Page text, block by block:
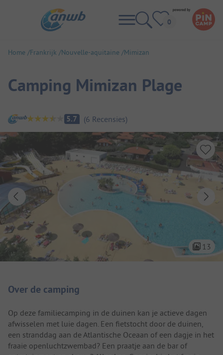
Home Frankrijk Nouvelle-aquitaine Mimizan
Camping Mimizan Plage
Camping overzicht
5.7 (6 Recensies)
13
Over de camping
Op deze familiecamping in de duinen kan je actieve dagen
afwisselen met luie dagen. Een fietstocht door de duinen,
een stranddag aan de Atlantische Oceaan of een dagje in het
fraaie openluchtzwembad? Een praatje aan de bar of